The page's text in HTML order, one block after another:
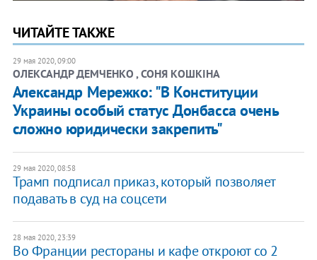
ЧИТАЙТЕ ТАКЖЕ
29 мая 2020, 09:00
ОЛЕКСАНДР ДЕМЧЕНКО , СОНЯ КОШКІНА
Александр Мережко: "В Конституции
Украины особый статус Донбасса очень
сложно юридически закрепить"
29 мая 2020, 08:58
Трамп подписал приказ, который позволяет
подавать в суд на соцсети
28 мая 2020, 23:39
Во Франции рестораны и кафе откроют со 2